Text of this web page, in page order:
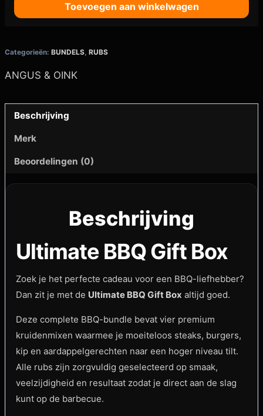
Toevoegen aan winkelwagen
Categorieën: BUNDELS, RUBS
ANGUS & OINK
Beschrijving
Merk
Beoordelingen (0)
Beschrijving
Ultimate BBQ Gift Box
Zoek je het perfecte cadeau voor een BBQ-liefhebber?
Dan zit je met de Ultimate BBQ Gift Box altijd goed.
Deze complete BBQ-bundle bevat vier premium
kruidenmixen waarmee je moeiteloos steaks, burgers,
kip en aardappelgerechten naar een hoger niveau tilt.
Alle rubs zijn zorgvuldig geselecteerd op smaak,
veelzijdigheid en resultaat zodat je direct aan de slag
kunt op de barbecue.